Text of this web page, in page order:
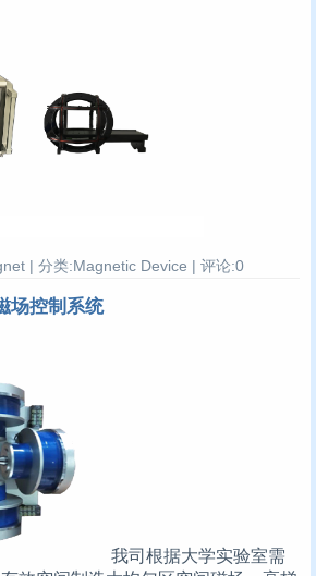
| 分类:Magnetic Device | 评论:0
场控制系统
我司根据大学实验室需